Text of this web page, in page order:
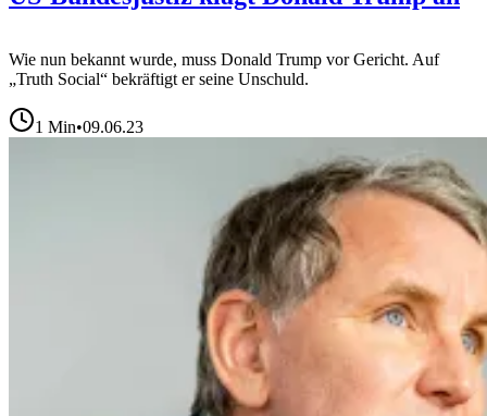
Wie nun bekannt wurde, muss Donald Trump vor Gericht. Auf
„Truth Social“ bekräftigt er seine Unschuld.
1 Min•09.06.23